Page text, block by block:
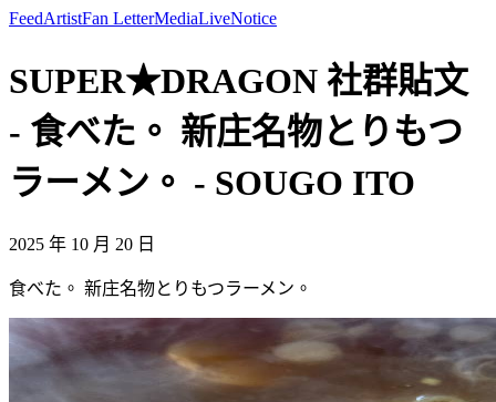
FeedArtistFan LetterMediaLiveNotice
SUPER★DRAGON 社群貼文
- 食べた。 新庄名物とりもつ
ラーメン。 - SOUGO ITO
2025 年 10 月 20 日
食べた。 新庄名物とりもつラーメン。